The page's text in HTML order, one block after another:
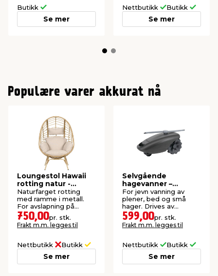
Butikk
Se mer
Nettbutikk Butikk
Se mer
Populære varer akkurat nå
Loungestol Hawaii
rotting natur -
Sunlife®
Naturfarget rotting
med ramme i metall.
For avslapning på
terrassen, i hagen eller i
vinterhagen.
750,00pr. stk.
Frakt m.m. legges til
Nettbutikk Butikk
Se mer
Selvgående
hagevanner –
Garden®
For jevn vanning av
plener, bed og små
hager. Drives av
vanntrykket fra
hageslangen.
599,00pr. stk.
Frakt m.m. legges til
Nettbutikk Butikk
Se mer